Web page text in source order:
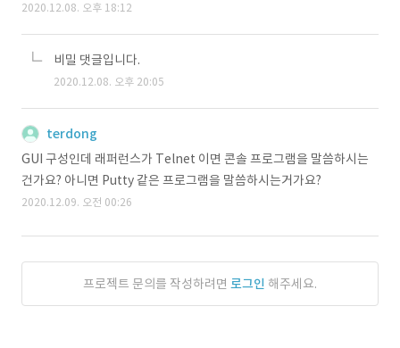
2020.12.08. 오후 18:12
비밀 댓글입니다.
2020.12.08. 오후 20:05
terdong
GUI 구성인데 래퍼런스가 Telnet 이면 콘솔 프로그램을 말씀하시는
건가요? 아니면 Putty 같은 프로그램을 말씀하시는거가요?
2020.12.09. 오전 00:26
프로젝트 문의를 작성하려면 로그인 해주세요.